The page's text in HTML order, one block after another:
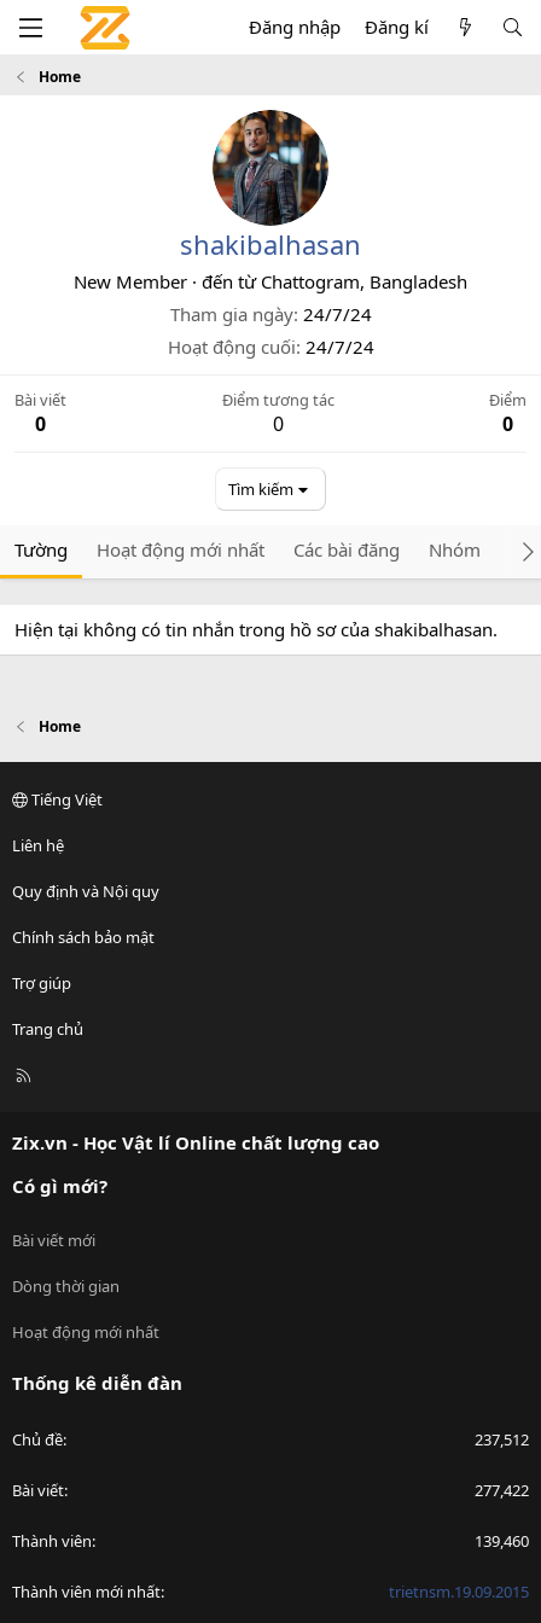
Đăng nhập Đăng kí
Home
shakibalhasan
New Member · đến từ Chattogram, Bangladesh
Tham gia ngày 24/7/24
Hoạt động cuối 24/7/24
Bài viết
0
Điểm tương tác
0
Điểm
0
Tìm kiếm
Tường Hoạt động mới nhất Các bài đăng Nhóm
Hiện tại không có tin nhắn trong hồ sơ của shakibalhasan.
Home
Tiếng Việt
Liên hệ
Quy định và Nội quy
Chính sách bảo mật
Trợ giúp
Trang chủ
R
Zix.vn - Học Vật lí Online chất lượng cao
Có gì mới?
Bài viết mới
Dòng thời gian
Hoạt động mới nhất
Thống kê diễn đàn
Chủ đề 237,512
Bài viết 277,422
Thành viên 139,460
Thành viên mới nhất trietnsm.19.09.2015